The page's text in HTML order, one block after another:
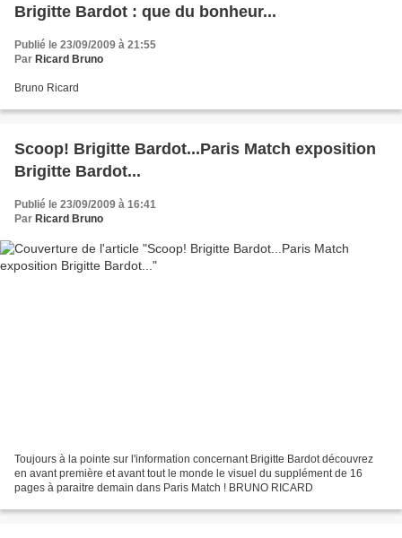
Brigitte Bardot : que du bonheur...
Publié le 23/09/2009 à 21:55
Par Ricard Bruno
Bruno Ricard
Scoop! Brigitte Bardot...Paris Match exposition
Brigitte Bardot...
Publié le 23/09/2009 à 16:41
Par Ricard Bruno
Toujours à la pointe sur l'information concernant Brigitte Bardot découvrez
en avant première et avant tout le monde le visuel du supplément de 16
pages à paraitre demain dans Paris Match ! BRUNO RICARD